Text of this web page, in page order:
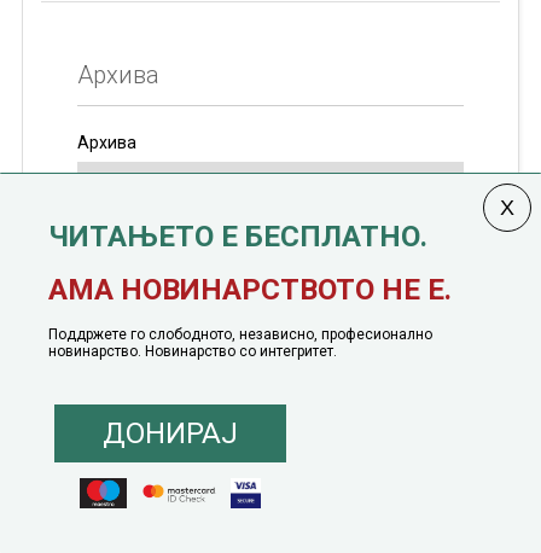
Архива
Архива
јануари, 1991 година
Понуда за политичко рекламирање
Политика на инклузија |Кодекс на однесување
ЧИТАЊЕТО Е БЕСПЛАТНО.
АМА НОВИНАРСТВОТО НЕ Е.
Поддржете го слободното, независно, професионално
новинарство. Новинарство со интегритет.
ДОНИРАЈ